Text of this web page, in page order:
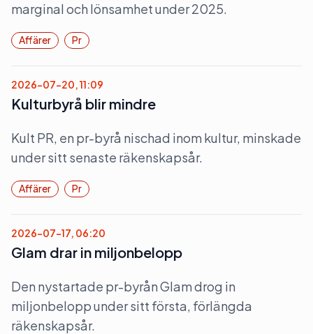
marginal och lönsamhet under 2025.
Affärer Pr
2026-07-20, 11:09
Kulturbyrå blir mindre
Kult PR, en pr-byrå nischad inom kultur, minskade
under sitt senaste räkenskapsår.
Affärer Pr
2026-07-17, 06:20
Glam drar in miljonbelopp
Den nystartade pr-byrån Glam drog in
miljonbelopp under sitt första, förlängda
räkenskapsår.